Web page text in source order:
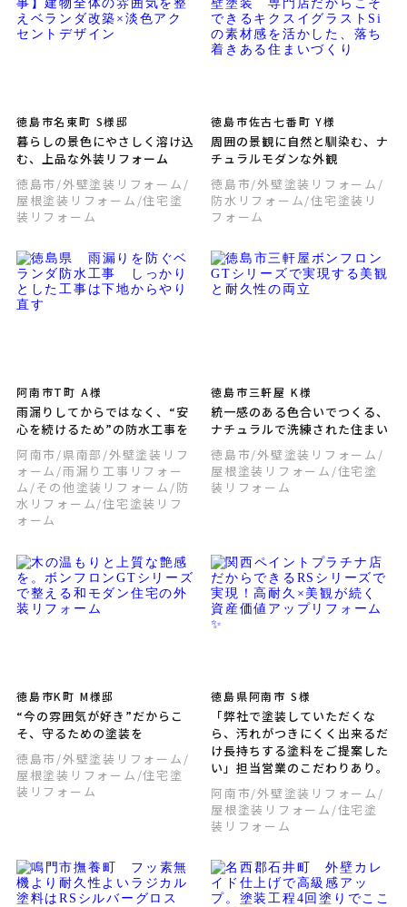
徳島市名東町 S様邸
暮らしの景色にやさしく溶け込
む、上品な外装リフォーム
徳島市/外壁塗装リフォーム /
屋根塗装リフォーム /住宅塗
装リフォーム
徳島市佐古七番町 Y様
周囲の景観に自然と馴染む、ナ
チュラルモダンな外観
徳島市/外壁塗装リフォーム /
防水リフォーム/住宅塗装リ
フォーム
阿南市T町 A様
雨漏りしてからではなく、“安
心を続けるため”の防水工事を
阿南市/県南部 /外壁塗装リフ
ォーム /雨漏り工事リフォー
ム /その他塗装リフォーム /防
水リフォーム/住宅塗装リフ
ォーム
徳島市三軒屋 K様
統一感のある色合いでつくる、
ナチュラルで洗練された住まい
徳島市/外壁塗装リフォーム /
屋根塗装リフォーム /住宅塗
装リフォーム
徳島市K町 M様邸
“今の雰囲気が好き”だからこ
そ、守るための塗装を
徳島市/外壁塗装リフォーム /
屋根塗装リフォーム /住宅塗
装リフォーム
徳島県阿南市 S様
「弊社で塗装していただくな
ら、汚れがつきにくく出来るだ
け長持ちする塗料をご提案した
い」担当営業のこだわりあり。
阿南市/外壁塗装リフォーム /
屋根塗装リフォーム /住宅塗
装リフォーム